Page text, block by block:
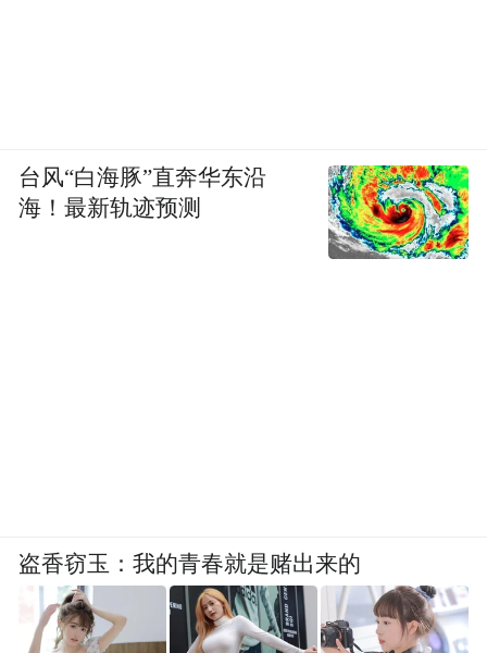
台风“白海豚”直奔华东沿
海！最新轨迹预测
盗香窃玉：我的青春就是赌出来的